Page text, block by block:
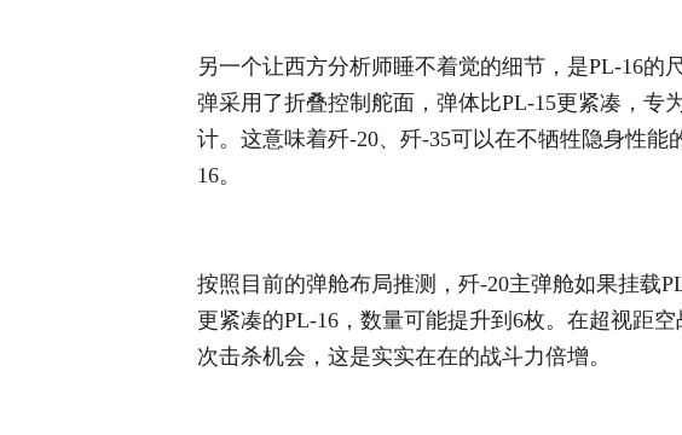
另一个让西方分析师睡不着觉的细节，是PL-16的
弹采用了折叠控制舵面，弹体比PL-15更紧凑，专
计。这意味着歼-20、歼-35可以在不牺牲隐身性能
16。
按照目前的弹舱布局推测，歼-20主弹舱如果挂载
更紧凑的PL-16，数量可能提升到6枚。在超视距
次击杀机会，这是实实在在的战斗力倍增。